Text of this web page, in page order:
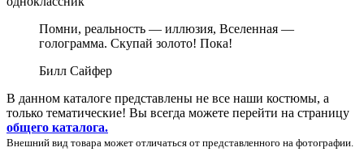
Помни, реальность — иллюзия, Вселенная —
голограмма. Скупай золото! Пока!
Билл Сайфер
В данном каталоге представлены не все наши костюмы, а
только тематические! Вы всегда можете перейти на страницу
общего каталога.
Внешний вид товара может отличаться от представленного на фотографии.